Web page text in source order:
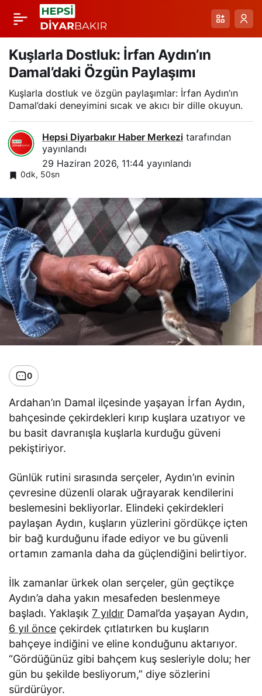
Kuşlarla Dostluk: İrfan Aydın’ın
Damal’daki Özgün Paylaşımı
Kuşlarla dostluk ve özgün paylaşımlar: İrfan Aydın’ın
Damal’daki deneyimini sıcak ve akıcı bir dille okuyun.
Hepsi Diyarbakır Haber Merkezi tarafından
yayınlandı
29 Haziran 2026, 11:44 yayınlandı
0dk, 50sn
0
Ardahan’ın Damal ilçesinde yaşayan İrfan Aydın,
bahçesinde çekirdekleri kırıp kuşlara uzatıyor ve
bu basit davranışla kuşlarla kurduğu güveni
pekiştiriyor.
Günlük rutini sırasında serçeler, Aydın’ın evinin
çevresine düzenli olarak uğrayarak kendilerini
beslemesini bekliyorlar. Elindeki çekirdekleri
paylaşan Aydın, kuşların yüzlerini gördükçe içten
bir bağ kurduğunu ifade ediyor ve bu güvenli
ortamın zamanla daha da güçlendiğini belirtiyor.
İlk zamanlar ürkek olan serçeler, gün geçtikçe
Aydın’a daha yakın mesafeden beslenmeye
başladı. Yaklaşık7 yıldır Damal’da yaşayan Aydın,
6 yıl önce çekirdek çıtlatırken bu kuşların
bahçeye indiğini ve eline konduğunu aktarıyor.
“Gördüğünüz gibi bahçem kuş sesleriyle dolu; her
gün bu şekilde besliyorum,” diye sözlerini
sürdürüyor.
Tatvan Yayla Göçü:
Nemrut Dağı
Eteklerinde Yazın
Görsel Şöleni
Paylaş